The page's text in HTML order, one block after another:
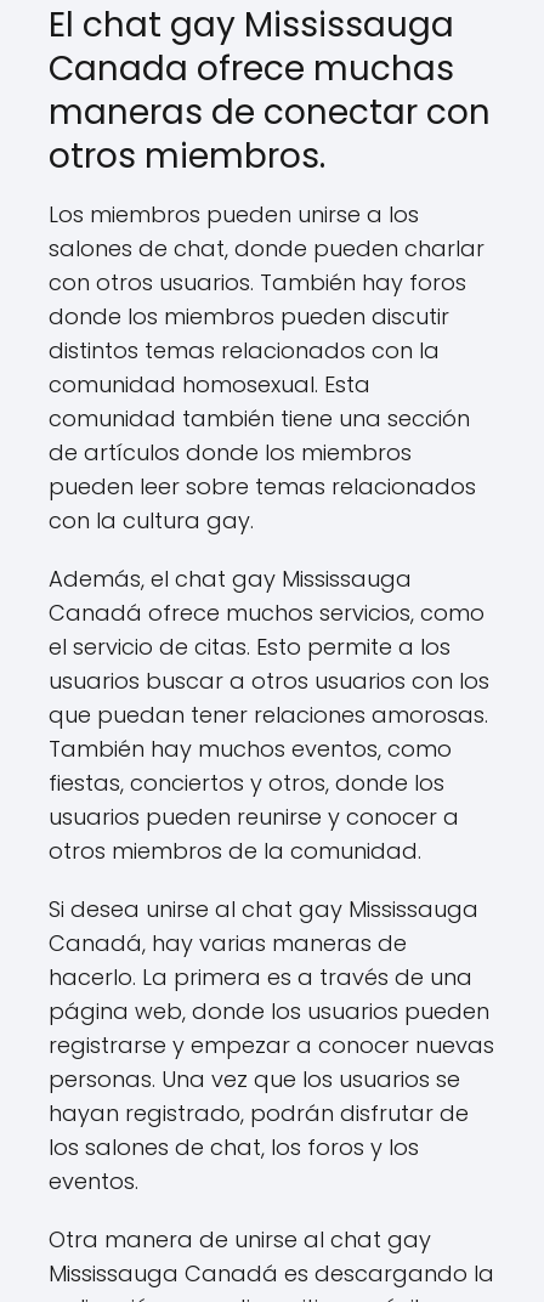
El chat gay Mississauga
Canada ofrece muchas
maneras de conectar con
otros miembros.
Los miembros pueden unirse a los
salones de chat, donde pueden charlar
con otros usuarios. También hay foros
donde los miembros pueden discutir
distintos temas relacionados con la
comunidad homosexual. Esta
comunidad también tiene una sección
de artículos donde los miembros
pueden leer sobre temas relacionados
con la cultura gay.
Además, el chat gay Mississauga
Canadá ofrece muchos servicios, como
el servicio de citas. Esto permite a los
usuarios buscar a otros usuarios con los
que puedan tener relaciones amorosas.
También hay muchos eventos, como
fiestas, conciertos y otros, donde los
usuarios pueden reunirse y conocer a
otros miembros de la comunidad.
Si desea unirse al chat gay Mississauga
Canadá, hay varias maneras de
hacerlo. La primera es a través de una
página web, donde los usuarios pueden
registrarse y empezar a conocer nuevas
personas. Una vez que los usuarios se
hayan registrado, podrán disfrutar de
los salones de chat, los foros y los
eventos.
Otra manera de unirse al chat gay
Mississauga Canadá es descargando la